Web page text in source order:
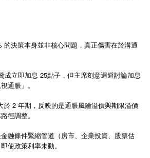
的決策本身並非核心問題，真正傷害在於溝通
成立即加息 25點子，但主席刻意迴避討論加息
通脹」。
於 2 年期，反映的是通脹風險溢價與期限溢價
徑調整。
融條件緊縮管道（房市、企業投資、股票估
使政策利率未動。